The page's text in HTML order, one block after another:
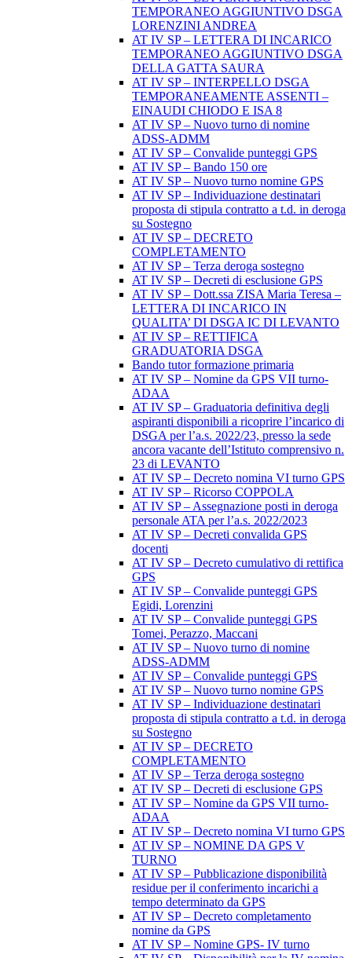
TEMPORANEO AGGIUNTIVO DSGA
LORENZINI ANDREA
AT IV SP – LETTERA DI INCARICO
TEMPORANEO AGGIUNTIVO DSGA
DELLA GATTA SAURA
AT IV SP – INTERPELLO DSGA
TEMPORANEAMENTE ASSENTI –
EINAUDI CHIODO E ISA 8
AT IV SP – Nuovo turno di nomine
ADSS-ADMM
AT IV SP – Convalide punteggi GPS
AT IV SP – Bando 150 ore
AT IV SP – Nuovo turno nomine GPS
AT IV SP – Individuazione destinatari
proposta di stipula contratto a t.d. in deroga
su Sostegno
AT IV SP – DECRETO
COMPLETAMENTO
AT IV SP – Terza deroga sostegno
AT IV SP – Decreti di esclusione GPS
AT IV SP – Dott.ssa ZISA Maria Teresa –
LETTERA DI INCARICO IN
QUALITA’ DI DSGA IC DI LEVANTO
AT IV SP – RETTIFICA
GRADUATORIA DSGA
Bando tutor formazione primaria
AT IV SP – Nomine da GPS VII turno-
ADAA
AT IV SP – Graduatoria definitiva degli
aspiranti disponibili a ricoprire l’incarico di
DSGA per l’a.s. 2022/23, presso la sede
ancora vacante dell’Istituto comprensivo n.
23 di LEVANTO
AT IV SP – Decreto nomina VI turno GPS
AT IV SP – Ricorso COPPOLA
AT IV SP – Assegnazione posti in deroga
personale ATA per l’a.s. 2022/2023
AT IV SP – Decreti convalida GPS
docenti
AT IV SP – Decreto cumulativo di rettifica
GPS
AT IV SP – Convalide punteggi GPS
Egidi, Lorenzini
AT IV SP – Convalide punteggi GPS
Tomei, Perazzo, Maccani
AT IV SP – Nuovo turno di nomine
ADSS-ADMM
AT IV SP – Convalide punteggi GPS
AT IV SP – Nuovo turno nomine GPS
AT IV SP – Individuazione destinatari
proposta di stipula contratto a t.d. in deroga
su Sostegno
AT IV SP – DECRETO
COMPLETAMENTO
AT IV SP – Terza deroga sostegno
AT IV SP – Decreti di esclusione GPS
AT IV SP – Nomine da GPS VII turno-
ADAA
AT IV SP – Decreto nomina VI turno GPS
AT IV SP – NOMINE DA GPS V
TURNO
AT IV SP – Pubblicazione disponibilità
residue per il conferimento incarichi a
tempo determinato da GPS
AT IV SP – Decreto completamento
nomine da GPS
AT IV SP – Nomine GPS- IV turno